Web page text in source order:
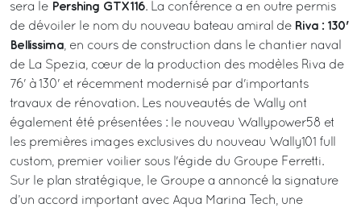
sera le Pershing GTX116. La conférence a en outre permis
de dévoiler le nom du nouveau bateau amiral de Riva : 130'
Bellissima , en cours de construction dans le chantier naval
de La Spezia, cœur de la production des modèles Riva de
76' à 130' et récemment modernisé par d'importants
travaux de rénovation. Les nouveautés de Wally ont
également été présentées : le nouveau Wallypower58 et
les premières images exclusives du nouveau Wally101 full
custom, premier voilier sous l'égide du Groupe Ferretti.
Sur le plan stratégique, le Groupe a annoncé la signature
d’un accord important avec Aqua Marina Tech, une